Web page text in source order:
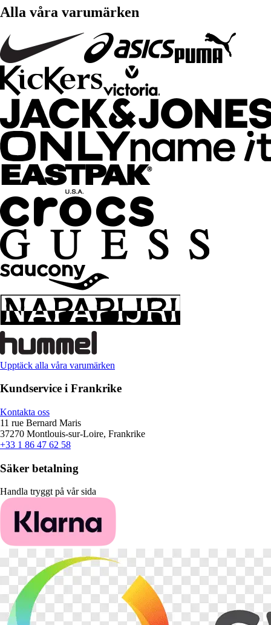
Alla våra varumärken
Upptäck alla våra varumärken
Kundservice i Frankrike
Kontakta oss
11 rue Bernard Maris
37270 Montlouis-sur-Loire, Frankrike
+33 1 86 47 62 58
Säker betalning
Handla tryggt på vår sida